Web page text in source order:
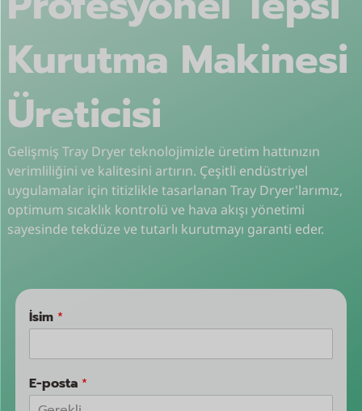
Kurutma Makinesi
Üreticisi
Gelişmiş Tray Dryer teknolojimizle üretim hattınızın
verimliliğini ve kalitesini artırın. Çeşitli endüstriyel
uygulamalar için titizlikle tasarlanan Tray Dryer'larımız,
optimum sıcaklık kontrolü ve hava akışı yönetimi
sayesinde tekdüze ve tutarlı kurutmayı garanti eder.
İsim *
E-posta *